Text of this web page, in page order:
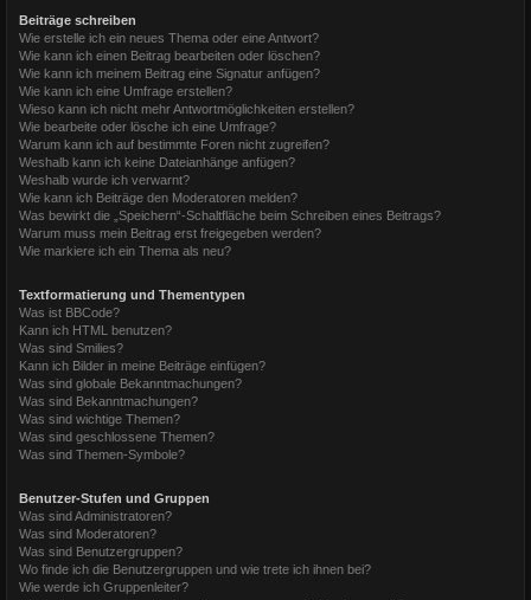
Beiträge schreiben
Wie erstelle ich ein neues Thema oder eine Antwort?
Wie kann ich einen Beitrag bearbeiten oder löschen?
Wie kann ich meinem Beitrag eine Signatur anfügen?
Wie kann ich eine Umfrage erstellen?
Wieso kann ich nicht mehr Antwortmöglichkeiten erstellen?
Wie bearbeite oder lösche ich eine Umfrage?
Warum kann ich auf bestimmte Foren nicht zugreifen?
Weshalb kann ich keine Dateianhänge anfügen?
Weshalb wurde ich verwarnt?
Wie kann ich Beiträge den Moderatoren melden?
Was bewirkt die „Speichern“-Schaltfläche beim Schreiben eines Beitrags?
Warum muss mein Beitrag erst freigegeben werden?
Wie markiere ich ein Thema als neu?
Textformatierung und Thementypen
Was ist BBCode?
Kann ich HTML benutzen?
Was sind Smilies?
Kann ich Bilder in meine Beiträge einfügen?
Was sind globale Bekanntmachungen?
Was sind Bekanntmachungen?
Was sind wichtige Themen?
Was sind geschlossene Themen?
Was sind Themen-Symbole?
Benutzer-Stufen und Gruppen
Was sind Administratoren?
Was sind Moderatoren?
Was sind Benutzergruppen?
Wo finde ich die Benutzergruppen und wie trete ich ihnen bei?
Wie werde ich Gruppenleiter?